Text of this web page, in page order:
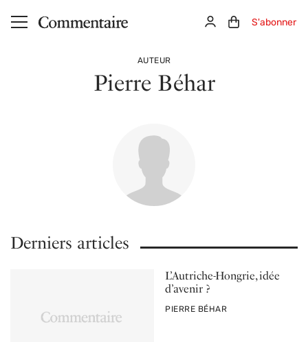
Aller au contenu principal ConnexionPanier (0)
S'abonner
AUTEUR
Pierre Béhar
Derniers articles
L’Autriche-Hongrie, idée
d’avenir ?
PAR
PIERRE BÉHAR